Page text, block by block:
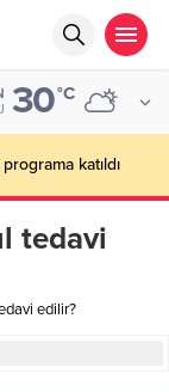
30°C
katıldı
tedavi
edilir?